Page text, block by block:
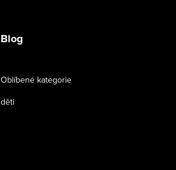
Blog
Oblíbené kategorie
děti